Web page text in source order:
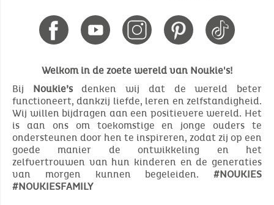
Welkom in de zoete wereld van Noukie's!
Bij Noukie’sdenken wij dat de wereld beter
functioneert, dankzij liefde, leren en zelfstandigheid.
Wij willen bijdragen aan een positievere wereld. Het
is aan ons om toekomstige en jonge ouders te
ondersteunen door hen te inspireren, zodat zij op een
goede manier de ontwikkeling en het
zelfvertrouwen van hun kinderen en de generaties
van morgen kunnen begeleiden. #NOUKIES
#NOUKIESFAMILY